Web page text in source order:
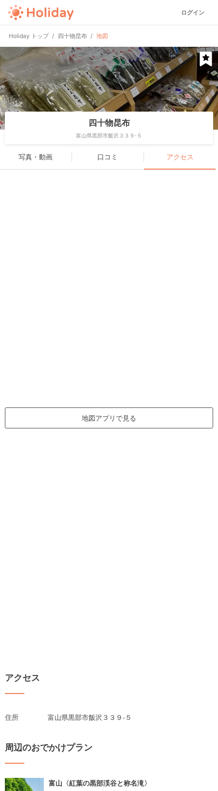
ログイン
Holiday トップ 四十物昆布 地図
四十物昆布
富山県黒部市飯沢３３９-５
写真・動画 口コミ アクセス
地図アプリで見る
アクセス
住所 富山県黒部市飯沢３３９-５
周辺のおでかけプラン
富山〈紅葉の黒部渓谷と称名滝〉